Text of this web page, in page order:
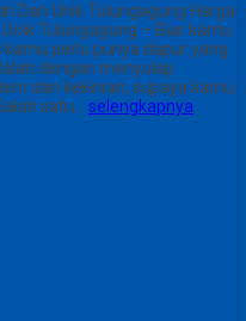
Dan Unik Tulungagung Harga
Tulungagung – Biar kamu
perlu punya dapur yang
dengan menyulap
dan kekinian, supaya kamu
satu… selengkapnya